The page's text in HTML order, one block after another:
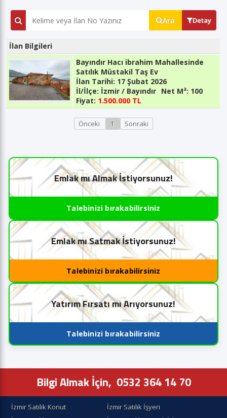
Ara Detay
İlan Bilgileri
Bayındır Hacı ibrahim Mahallesinde
Satılık Müstakil Taş Ev
İlan Tarihi: 17 Şubat 2026
İl/İlçe: İzmir / Bayındır Net M²: 100
Fiyat: 1.500.000 TL
Önceki 1 Sonraki
Emlak mı Almak İstiyorsunuz!
Talebinizi bırakabilirsiniz
Emlak mı Satmak İstiyorsunuz!
Talebinizi bırakabilirsiniz
Yatırım Fırsatı mı Arıyorsunuz!
Talebinizi bırakabilirsiniz
Bilgi Almak İçin, 0532 364 14 70
İzmir Satılık Konut
İzmir Satılık İşyeri